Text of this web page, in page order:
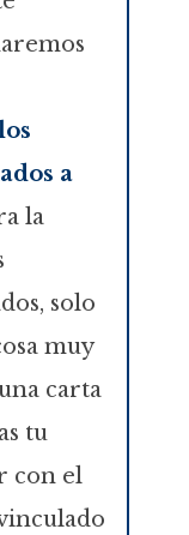
a
la
solo
muy
carta
tu
con el